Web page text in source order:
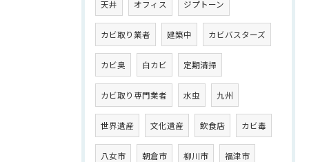
天井 オフィス ジプトーン
カビ取り業者 建築中 カビバスターズ
カビ臭 白カビ 定期清掃
カビ取り専門業者 水虫 九州
世界遺産 文化遺産 飲食店 カビ毒
八女市 朝倉市 柳川市 福津市